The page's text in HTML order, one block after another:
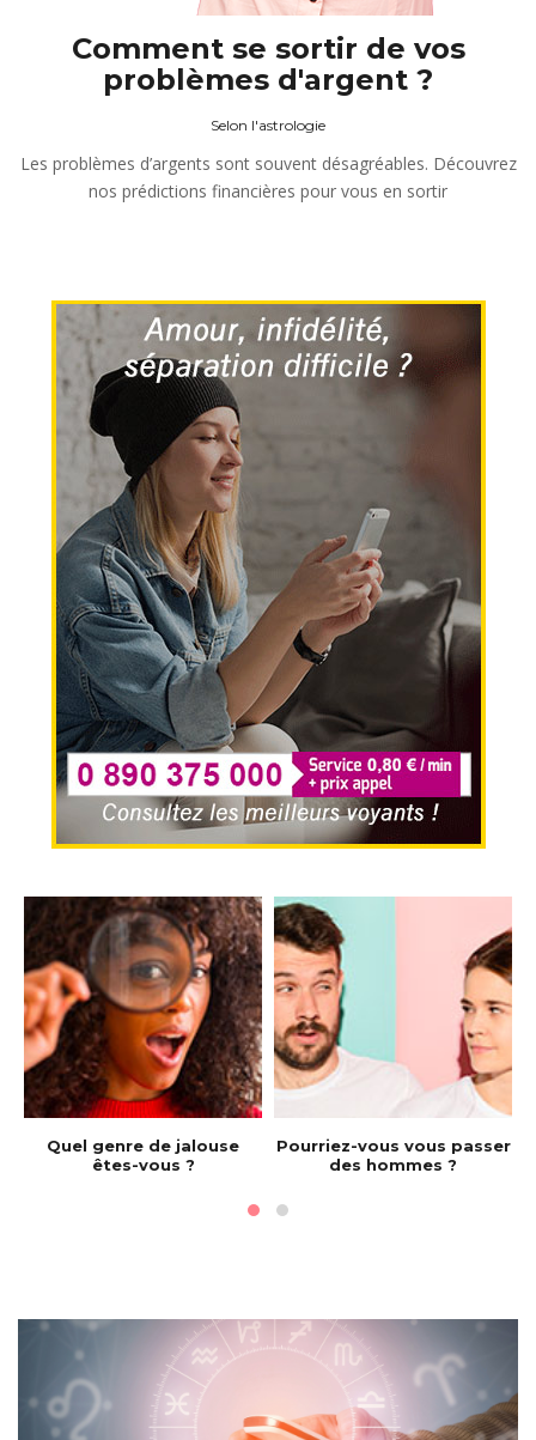
Comment se sortir de vos
problèmes d'argent ?
Selon l'astrologie
Les problèmes d’argents sont souvent désagréables. Découvrez
nos prédictions financières pour vous en sortir
Quel genre de jalouse
êtes-vous ?
Pourriez-vous vous passer
des hommes ?